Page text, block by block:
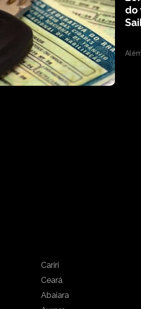
do
Cariri
Ceará
Abaiara